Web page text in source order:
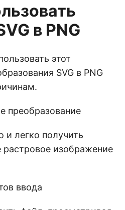
в PNG
этот
SVG в PNG
преобразование
и легко получить
растровое изображение
ввода